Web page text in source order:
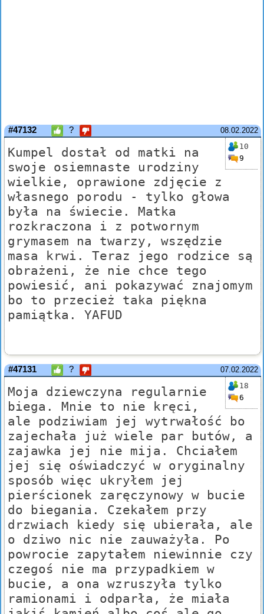
08.02.2022
#47132 ?
10
9
Kumpel dostał od matki na
swoje osiemnaste urodziny
wielkie, oprawione zdjęcie z
własnego porodu - tylko głowa
była na świecie. Matka
rozkraczona i z potwornym
grymasem na twarzy, wszędzie
masa krwi. Teraz jego rodzice są
obrażeni, że nie chce tego
powiesić, ani pokazywać znajomym
bo to przecież taka piękna
pamiątka. YAFUD
07.02.2022
#47131 ?
18
6
Moja dziewczyna regularnie
biega. Mnie to nie kręci,
ale podziwiam jej wytrwałość bo
zajechała już wiele par butów, a
zajawka jej nie mija. Chciałem
jej się oświadczyć w oryginalny
sposób więc ukryłem jej
pierścionek zaręczynowy w bucie
do biegania. Czekałem przy
drzwiach kiedy się ubierała, ale
o dziwo nic nie zauważyła. Po
powrocie zapytałem niewinnie czy
czegoś nie ma przypadkiem w
bucie, a ona wzruszyła tylko
ramionami i odparła, że miała